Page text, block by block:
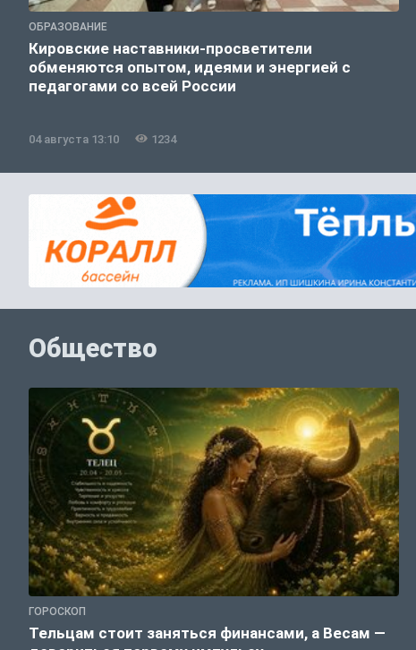
ОБРАЗОВАНИЕ
Кировские наставники-просветители
обменяются опытом, идеями и энергией с
педагогами со всей России
04 августа 13:10 1234
Общество
ГОРОСКОП
Тельцам стоит заняться финансами, а Весам —